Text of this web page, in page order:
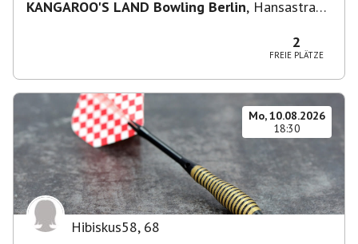
KANGAROO'S LAND Bowling Berlin, Hansastraße
2
FREIE PLÄTZE
Mo, 10.08.2026
18:30
Hibiskus58, 68